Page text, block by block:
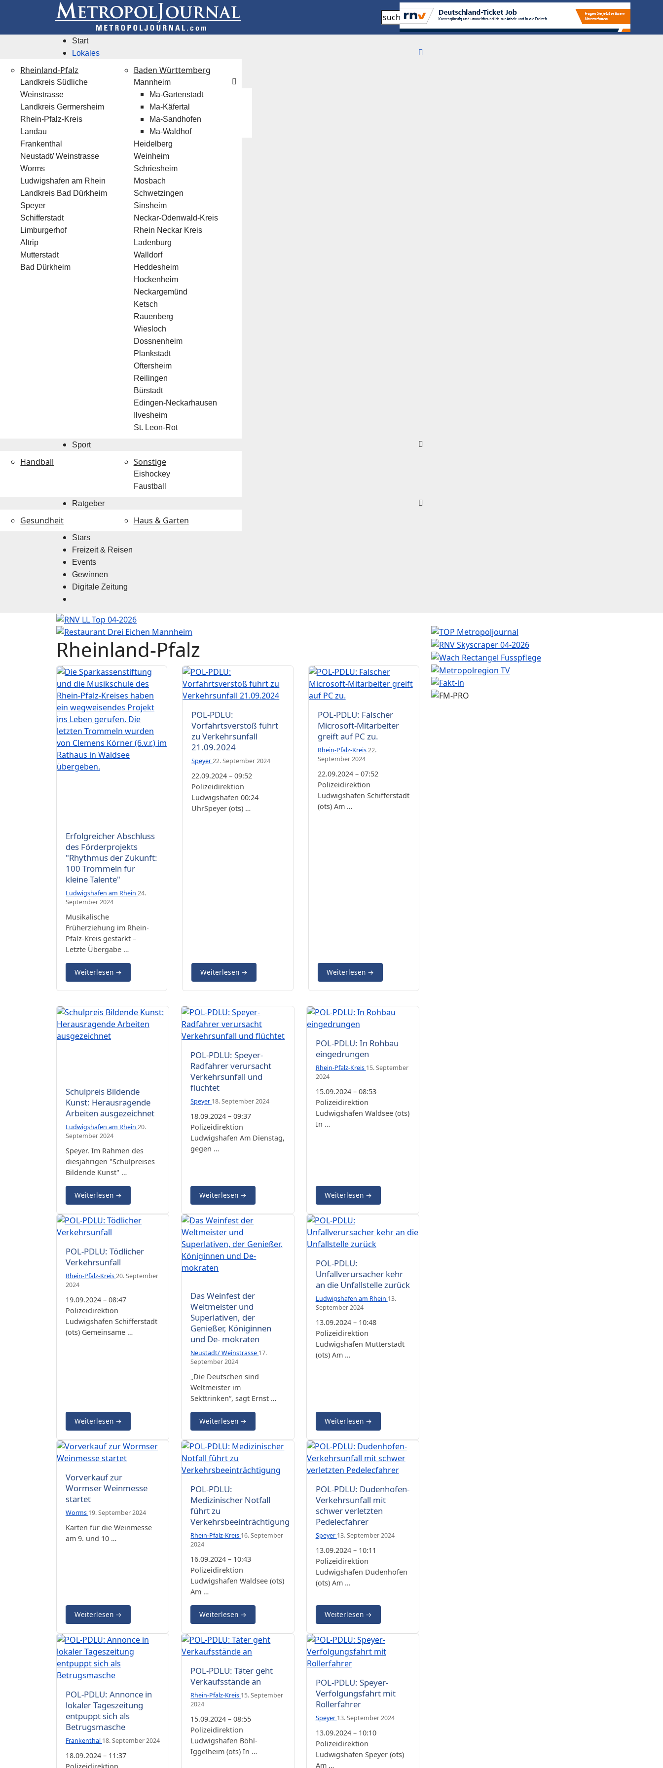
Start
Lokales
Rheinland-Pfalz
Landkreis Südliche
Weinstrasse
Landkreis Germersheim
Rhein-Pfalz-Kreis
Landau
Frankenthal
Neustadt/ Weinstrasse
Worms
Ludwigshafen am Rhein
Landkreis Bad Dürkheim
Speyer
Schifferstadt
Limburgerhof
Altrip
Mutterstadt
Bad Dürkheim
Baden Württemberg
Mannheim
Ma-Gartenstadt
Ma-Käfertal
Ma-Sandhofen
Ma-Waldhof
Heidelberg
Weinheim
Schriesheim
Mosbach
Schwetzingen
Sinsheim
Neckar-Odenwald-Kreis
Rhein Neckar Kreis
Ladenburg
Walldorf
Heddesheim
Hockenheim
Neckargemünd
Ketsch
Rauenberg
Wiesloch
Dossnenheim
Plankstadt
Oftersheim
Reilingen
Bürstadt
Edingen-Neckarhausen
Ilvesheim
St. Leon-Rot
Sport
Handball Sonstige
Eishockey
Faustball
Ratgeber
Gesundheit Haus & Garten
Stars
Freizeit & Reisen
Events
Gewinnen
Digitale Zeitung
Rheinland-Pfalz
Musikschule des Rhein-Pfalz-Kreises
haben ein wegweisendes Projekt
ins Leben gerufen. Die letzten
Trommeln wurden von Clemens
Körner (6.v.r.) im Rathaus in Waldsee
übergeben.
Erfolgreicher Abschluss
des Förderprojekts
"Rhythmus der Zukunft:
100 Trommeln für
kleine Talente"
Ludwigshafen am Rhein 24.
September 2024
Musikalische
Früherziehung im Rhein-
Pfalz-Kreis gestärkt –
Letzte Übergabe …
Weiterlesen →
POL-PDLU:
Vorfahrtsverstoß führt
zu Verkehrsunfall
21.09.2024
Speyer22. September 2024
22.09.2024 – 09:52
Polizeidirektion
Ludwigshafen 00:24
UhrSpeyer (ots) …
Weiterlesen →
POL-PDLU: Falscher
Microsoft-Mitarbeiter
greift auf PC zu.
Rhein-Pfalz-Kreis22.
September 2024
22.09.2024 – 07:52
Polizeidirektion
Ludwigshafen Schifferstadt
(ots) Am …
Weiterlesen →
(Bildmitte) und Norbert Rotter (l.)
zeichnen die diesjährigen
Preisträger des Schulpreises
Bildende Kunst aus.
Schulpreis Bildende
Kunst: Herausragende
Arbeiten ausgezeichnet
Ludwigshafen am Rhein 20.
September 2024
Speyer. Im Rahmen des
diesjährigen "Schulpreises
Bildende Kunst" …
Weiterlesen →
POL-PDLU: Speyer-
Radfahrer verursacht
Verkehrsunfall und
flüchtet
Speyer 18. September 2024
18.09.2024 – 09:37
Polizeidirektion
Ludwigshafen Am Dienstag,
gegen …
Weiterlesen →
POL-PDLU: In Rohbau
eingedrungen
Rhein-Pfalz-Kreis 15. September
2024
15.09.2024 – 08:53
Polizeidirektion
Ludwigshafen Waldsee (ots)
In …
Weiterlesen →
POL-PDLU: Tödlicher
Verkehrsunfall
Rhein-Pfalz-Kreis20. September
2024
19.09.2024 – 08:47
Polizeidirektion
Ludwigshafen Schifferstadt
(ots) Gemeinsame …
Weiterlesen →
Das Weinfest der
Weltmeister und
Superlativen, der
Genießer, Königinnen
und De- mokraten
Neustadt/ Weinstrasse 17.
September 2024
„Die Deutschen sind
Weltmeister im
Sekttrinken“, sagt Ernst …
Weiterlesen →
POL-PDLU:
Unfallverursacher kehr
an die Unfallstelle zurück
Ludwigshafen am Rhein 13.
September 2024
13.09.2024 – 10:48
Polizeidirektion
Ludwigshafen Mutterstadt
(ots) Am …
Weiterlesen →
Vorverkauf zur
Wormser Weinmesse
startet
Worms 19. September 2024
Karten für die Weinmesse
am 9. und 10 …
Weiterlesen →
POL-PDLU:
Medizinischer Notfall
führt zu
Verkehrsbeeinträchtigung
Rhein-Pfalz-Kreis 16. September
2024
16.09.2024 – 10:43
Polizeidirektion
Ludwigshafen Waldsee (ots)
Am …
Weiterlesen →
POL-PDLU: Dudenhofen-
Verkehrsunfall mit
schwer verletzten
Pedelecfahrer
Speyer 13. September 2024
13.09.2024 – 10:11
Polizeidirektion
Ludwigshafen Dudenhofen
(ots) Am …
Weiterlesen →
POL-PDLU: Annonce in
lokaler Tageszeitung
entpuppt sich als
Betrugsmasche
Frankenthal 18. September 2024
18.09.2024 – 11:37
POL-PDLU: Täter geht
Verkaufsstände an
Rhein-Pfalz-Kreis 15. September
2024
15.09.2024 – 08:55
Polizeidirektion
Ludwigshafen Böhl-
Iggelheim (ots) In …
POL-PDLU: Speyer-
Verfolgungsfahrt mit
Rollerfahrer
Speyer 13. September 2024
13.09.2024 – 10:10
Polizeidirektion
Ludwigshafen Speyer (ots)
Am …